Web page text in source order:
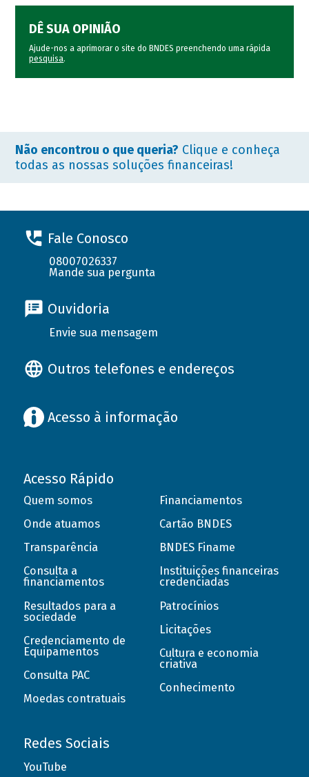
DÊ SUA OPINIÃO
Ajude-nos a aprimorar o site do BNDES preenchendo uma rápida
pesquisa.
Não encontrou o que queria? Clique e conheça
todas as nossas soluções financeiras!
Fale Conosco
08007026337
Mande sua pergunta
Ouvidoria
Envie sua mensagem
Outros telefones e endereços
Acesso à informação
Acesso Rápido
Quem somos
Onde atuamos
Transparência
Consulta a
financiamentos
Resultados para a
sociedade
Credenciamento de
Equipamentos
Consulta PAC
Moedas contratuais
Financiamentos
Cartão BNDES
BNDES Finame
Instituições financeiras
credenciadas
Patrocínios
Licitações
Cultura e economia
criativa
Conhecimento
Redes Sociais
YouTube